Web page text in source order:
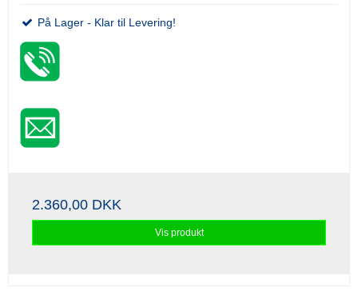
På Lager - Klar til Levering!
2.360,00 DKK
Vis produkt